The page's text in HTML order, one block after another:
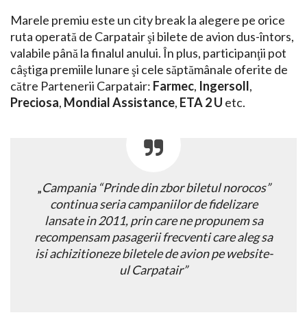
Marele premiu este un city break la alegere pe orice
ruta operată de Carpatair şi bilete de avion dus-întors,
valabile până la finalul anului. În plus, participanţii pot
câştiga premiile lunare şi cele săptămânale oferite de
către Partenerii Carpatair: Farmec, Ingersoll,
Preciosa, Mondial Assistance, ETA 2 U etc.
„Campania “Prinde din zbor biletul norocos”
continua seria campaniilor de fidelizare
lansate in 2011, prin care ne propunem sa
recompensam pasagerii frecventi care aleg sa
isi achizitioneze biletele de avion pe website-
ul Carpatair”